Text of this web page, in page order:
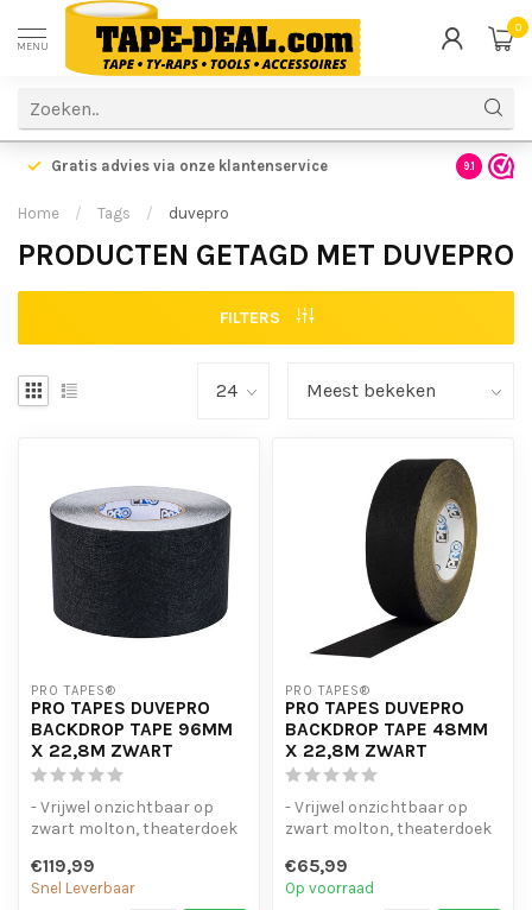
MENU
0
Gratis advies via onze klantenservice 9.1
Home / Tags / duvepro
PRODUCTEN GETAGD MET DUVEPRO
FILTERS
PRO TAPES®
PRO TAPES DUVEPRO
BACKDROP TAPE 96MM
X 22,8M ZWART
- Vrijwel onzichtbaar op
zwart molton, theaterdoek
- Herstelt snel ...
€119,99
Snel Leverbaar
PRO TAPES®
PRO TAPES DUVEPRO
BACKDROP TAPE 48MM
X 22,8M ZWART
- Vrijwel onzichtbaar op
zwart molton, theaterdoek
- Herstelt snel ...
€65,99
Op voorraad